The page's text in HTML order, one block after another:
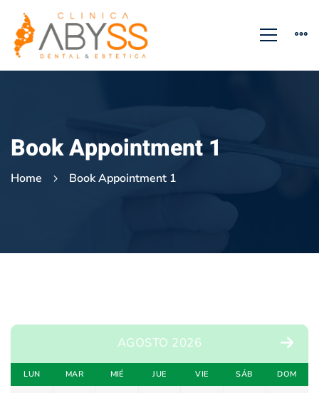
Book Appointment 1
Home Book Appointment 1
Book
Appointment
AGOSTO 2026
LUN MAR MIÉ JUE VIE SÁB DOM